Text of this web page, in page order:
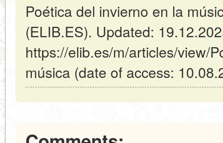
Poética del invierno en la
(ELIB.ES). Updated:
https://elib.es/m/articles/view/
música (date of access: